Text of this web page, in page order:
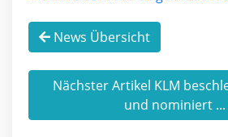
News Übersicht
Nächster Artikel KLM
und nominiert ...